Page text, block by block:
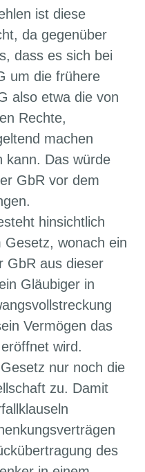
ist diese
da gegenüber
dass es sich bei
um die frühere
also etwa die von
Rechte,
machen
kann. Das würde
GbR vor dem
hinsichtlich
wonach ein
GbR aus dieser
Gläubiger in
Vermögen das
wird.
nur noch die
zu. Damit
des